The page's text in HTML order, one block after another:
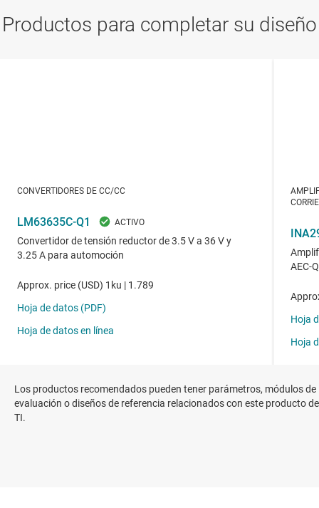
Los productos recomendados pueden tener parámetros, módulos de
evaluación o diseños de referencia relacionados con este producto de
TI.